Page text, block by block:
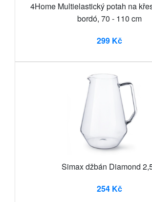
4Home Multielastický potah na
bordó, 70 - 110 cm
299 Kč
Simax džbán Diamond
254 Kč